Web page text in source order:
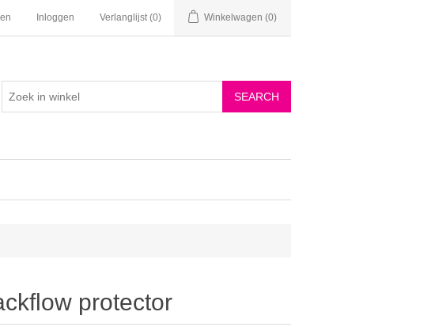
Inloggen Verlanglijst (0) Winkelwagen (0)
protector